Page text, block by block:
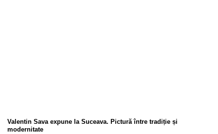
Valentin Sava expune la Suceava. Pictură între tradiție și
modernitate